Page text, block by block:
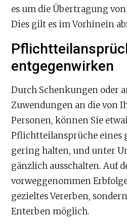
es um die Übertragung
Dies gilt es im Vorhinein
entgegenwirken
Durch Schenkungen oder
Zuwendungen an die von
Personen, können Sie
Pflichtteilansprüche eines
gering halten, und unter
gänzlich ausschalten. Auf
vorweggenommen
gezieltes Vererben,
Enterben möglich.